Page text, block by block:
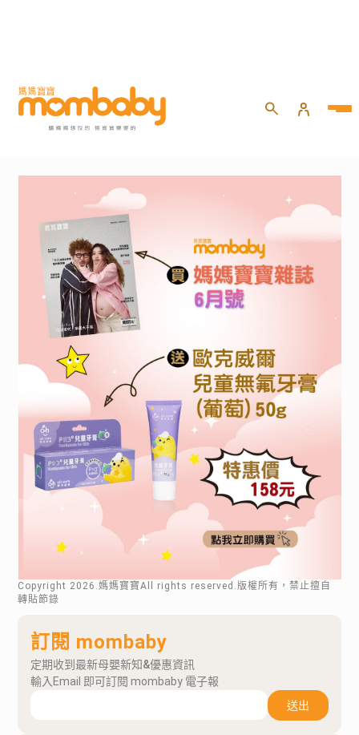
Copyright 2026 .媽媽寶寶All rights reserved.版權所有，禁止擅自
轉貼節錄
訂閱 mombaby
定期收到最新母嬰新知&優惠資訊
輸入Email 即可訂閱 mombaby 電子報
送出